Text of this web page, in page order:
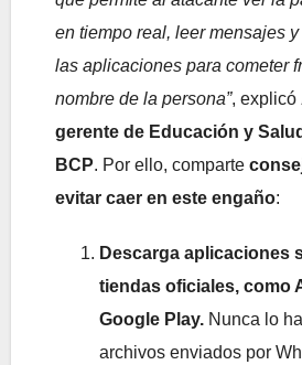
en tiempo real, leer mensajes
las aplicaciones para cometer
nombre de la persona”, explicó
gerente de Educación y
BCP. Por ello, comparte
evitar caer en este engaño:
Descarga aplicaciones
tiendas oficiales, como
Google Play. Nunca lo
archivos enviados por